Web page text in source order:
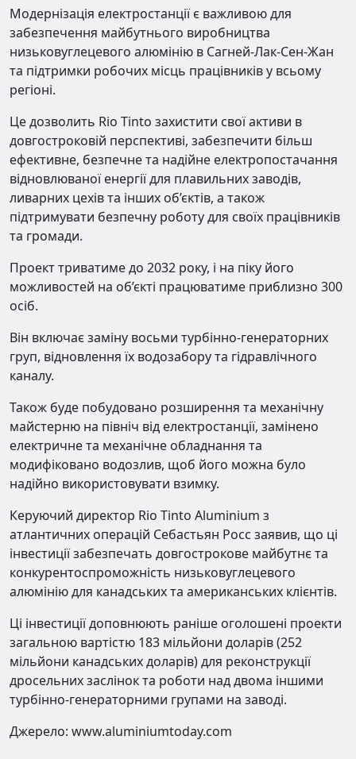
Модернізація електростанції є важливою для
забезпечення майбутнього виробництва
низьковуглецевого алюмінію в Сагней-Лак-Сен-Жан
та підтримки робочих місць працівників у всьому
регіоні.
Це дозволить Rio Tinto захистити свої активи в
довгостроковій перспективі, забезпечити більш
ефективне, безпечне та надійне електропостачання
відновлюваної енергії для плавильних заводів,
ливарних цехів та інших об’єктів, а також
підтримувати безпечну роботу для своїх працівників
та громади.
Проект триватиме до 2032 року, і на піку його
можливостей на об’єкті працюватиме приблизно 300
осіб.
Він включає заміну восьми турбінно-генераторних
груп, відновлення їх водозабору та гідравлічного
каналу.
Також буде побудовано розширення та механічну
майстерню на північ від електростанції, замінено
електричне та механічне обладнання та
модифіковано водозлив, щоб його можна було
надійно використовувати взимку.
Керуючий директор Rio Tinto Aluminium з
атлантичних операцій Себастьян Росс заявив, що ці
інвестиції забезпечать довгострокове майбутнє та
конкурентоспроможність низьковуглецевого
алюмінію для канадських та американських клієнтів.
Ці інвестиції доповнюють раніше оголошені проекти
загальною вартістю 183 мільйони доларів (252
мільйони канадських доларів) для реконструкції
дросельних заслінок та роботи над двома іншими
турбінно-генераторними групами на заводі.
Джерело: www.aluminiumtoday.com